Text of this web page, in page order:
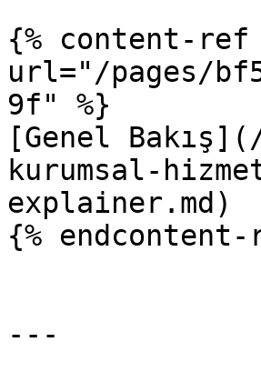
{% content-ref
url="/pages/
9f" %}
[Genel
kurumsal-
explainer.md)
{%
---